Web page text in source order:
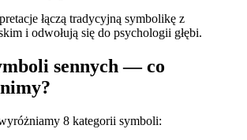
łączą tradycyjną symbolikę z
i odwołują się do psychologii głębi.
sennych — co
8 kategorii symboli: